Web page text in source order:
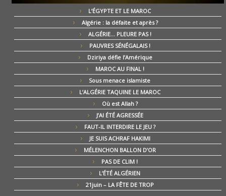
L’ÉGYPTE ET LE MAROC
Algérie : la défaite et après ?
ALGÉRIE… PLEURE PAS !
PAUVRES SÉNÉGALAIS !
Dziriya défie l’Amérique
MAROC AU FINAL !
Sous menace islamiste
L’ALGÉRIE TAQUINE LE MAROC
Où est Allah ?
J’AI ÉTÉ AGRESSÉE
FAUT-IL INTERDIRE LE JEU ?
JE SUIS ACHRAF HAKIMI
MÉLENCHON BALLON D’OR
PAS DE CLIM !
L’ÉTÉ ALGÉRIEN
21juin – LA FÊTE DE TROP